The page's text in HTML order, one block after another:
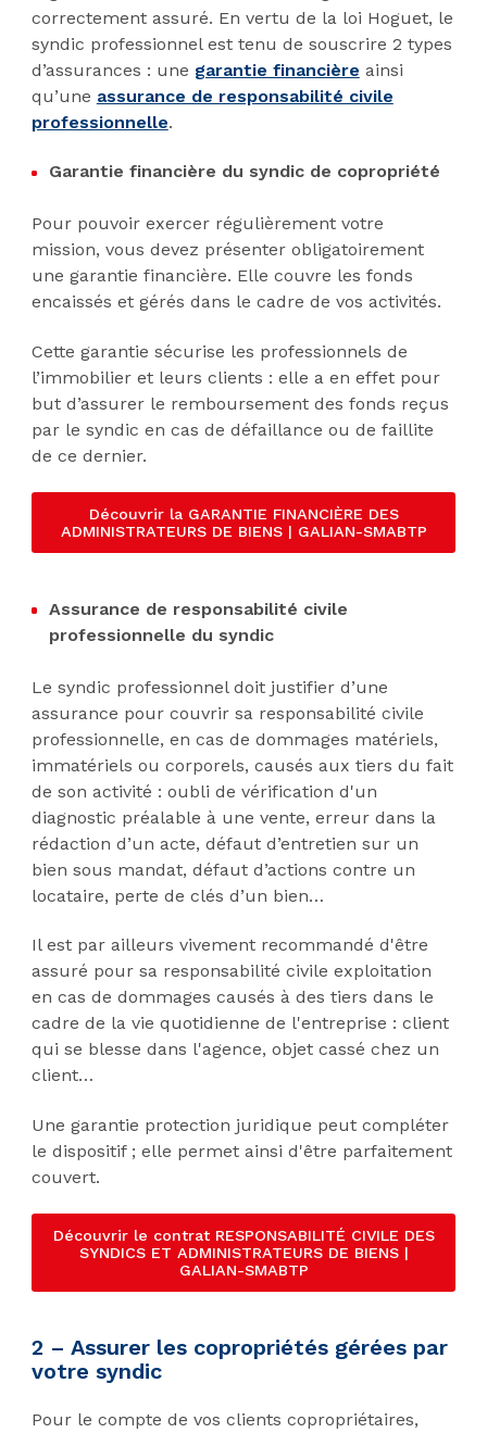
correctement assuré. En vertu de la loi Hoguet, le
syndic professionnel est tenu de souscrire 2 types
d’assurances : une garantie financière ainsi
qu’une assurance de responsabilité civile
professionnelle.
Garantie financière du syndic de copropriété
Pour pouvoir exercer régulièrement votre
mission, vous devez présenter obligatoirement
une garantie financière. Elle couvre les fonds
encaissés et gérés dans le cadre de vos activités.
Cette garantie sécurise les professionnels de
l’immobilier et leurs clients : elle a en effet pour
but d’assurer le remboursement des fonds reçus
par le syndic en cas de défaillance ou de faillite
de ce dernier.
Découvrir la GARANTIE FINANCIÈRE DES
ADMINISTRATEURS DE BIENS | GALIAN-SMABTP
Assurance de responsabilité civile
professionnelle du syndic
Le syndic professionnel doit justifier d’une
assurance pour couvrir sa responsabilité civile
professionnelle, en cas de dommages matériels,
immatériels ou corporels, causés aux tiers du fait
de son activité : oubli de vérification d'un
diagnostic préalable à une vente, erreur dans la
rédaction d’un acte, défaut d’entretien sur un
bien sous mandat, défaut d’actions contre un
locataire, perte de clés d’un bien…
Il est par ailleurs vivement recommandé d'être
assuré pour sa responsabilité civile exploitation
en cas de dommages causés à des tiers dans le
cadre de la vie quotidienne de l'entreprise : client
qui se blesse dans l'agence, objet cassé chez un
client…
Une garantie protection juridique peut compléter
le dispositif ; elle permet ainsi d'être parfaitement
couvert.
Découvrir le contrat RESPONSABILITÉ CIVILE DES
SYNDICS ET ADMINISTRATEURS DE BIENS |
GALIAN-SMABTP
2 – Assurer les copropriétés gérées par
votre syndic
Pour le compte de vos clients copropriétaires,